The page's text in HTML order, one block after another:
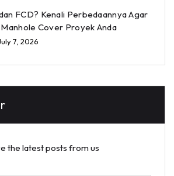
FCD? Kenali Perbedaannya Agar
Manhole Cover Proyek Anda
7, 2026
the latest posts from us